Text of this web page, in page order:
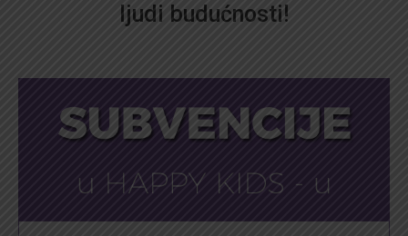
ljudi budućnosti!